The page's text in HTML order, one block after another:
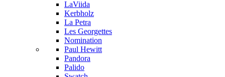
LaViida
Kerbholz
La Petra
Les Georgettes
Nomination
Paul Hewitt
Pandora
Palido